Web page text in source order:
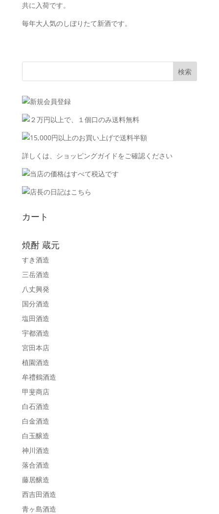
共に入荷です。
毎年大人気のしぼりたて新酒です。
詳しくは、 ショッピングガイドをご確認ください
カート
焼酎 蔵元
すき酒造
三岳酒造
八丈興発
国分酒造
塩田酒造
宇都酒造
宮田本店
植園酒造
牟禮鶴酒造
甲斐商店
白石酒造
白金酒造
白玉醸造
神川酒造
落合酒造
藤居醸造
西吉田酒造
青ヶ島酒造